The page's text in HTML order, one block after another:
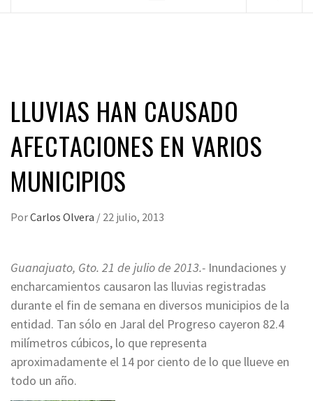
LLUVIAS HAN CAUSADO
AFECTACIONES EN VARIOS
MUNICIPIOS
PorCarlos Olvera / 22 julio, 2013
Guanajuato, Gto. 21 de julio de 2013.- Inundaciones y
encharcamientos causaron las lluvias registradas
durante el fin de semana en diversos municipios de la
entidad. Tan sólo en Jaral del Progreso cayeron 82.4
milímetros cúbicos, lo que representa
aproximadamente el 14 por ciento de lo que llueve en
todo un año.